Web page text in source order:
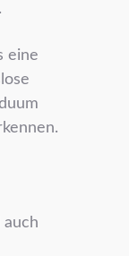
eine
auch